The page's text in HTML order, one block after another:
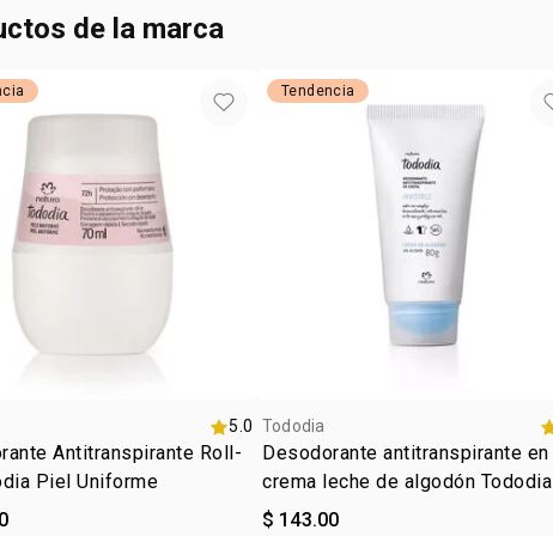
de la marca
5.0
Antitranspirante Roll-
Piel Uniforme
Tendencia
Tododia
Desodorante antitranspirante en
crema leche de algodón Tododia
$ 143.00